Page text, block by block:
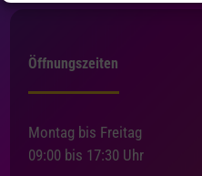
Öffnungszeiten
Montag bis Freitag
09:00 bis 17:30 Uhr